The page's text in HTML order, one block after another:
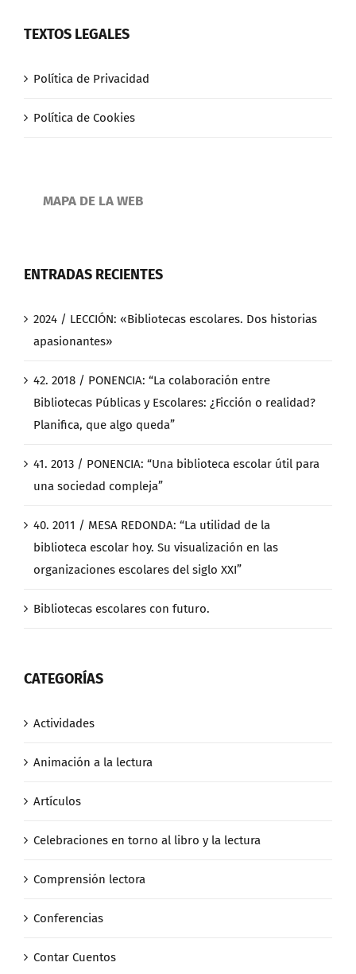
TEXTOS LEGALES
Política de Privacidad
Política de Cookies
MAPA DE LA WEB
ENTRADAS RECIENTES
2024 / LECCIÓN: «Bibliotecas escolares. Dos historias
apasionantes»
42. 2018 / PONENCIA: “La colaboración entre
Bibliotecas Públicas y Escolares: ¿Ficción o realidad?
Planifica, que algo queda”
41. 2013 / PONENCIA: “Una biblioteca escolar útil para
una sociedad compleja”
40. 2011 / MESA REDONDA: “La utilidad de la
biblioteca escolar hoy. Su visualización en las
organizaciones escolares del siglo XXI”
Bibliotecas escolares con futuro.
CATEGORÍAS
Actividades
Animación a la lectura
Artículos
Celebraciones en torno al libro y la lectura
Comprensión lectora
Conferencias
Contar Cuentos